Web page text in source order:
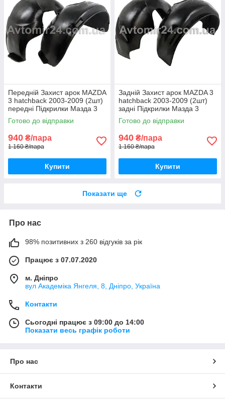
Передній Захист арок MAZDA
3 hatchback 2003-2009 (2шт)
передні Підкрилки Мазда 3
хетчбек пара передніх
Готово до відправки
940 ₴/пара
1 160 ₴/пара
Купити
Задній Захист арок MAZDA 3
hatchback 2003-2009 (2шт)
задні Підкрилки Мазда 3
хетчбек до 2009 пара задніх
Готово до відправки
940 ₴/пара
1 160 ₴/пара
Купити
Показати ще
Про нас
98% позитивних з 260 відгуків за рік
Працює з 07.07.2020
м. Дніпро
вул Академіка Янгеля, 8, Дніпро, Україна
Контакти
Сьогодні працює з 09:00 до 14:00
Показати весь графік роботи
Про нас
Контакти